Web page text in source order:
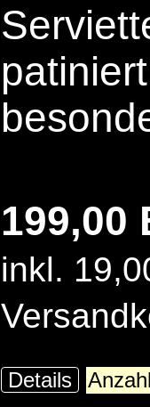
199,00
inkl.
Details